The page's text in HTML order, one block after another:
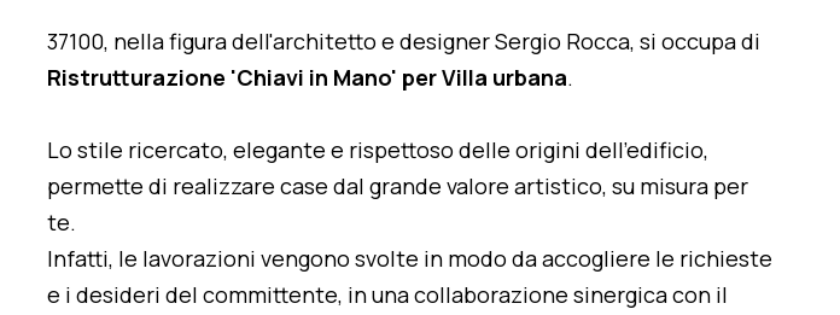
37100, nella figura dell'architetto e designer Sergio Rocca, si occupa di
Ristrutturazione 'Chiavi in Mano' per Villa urbana.
Lo stile ricercato, elegante e rispettoso delle origini dell'edificio,
permette di realizzare case dal grande valore artistico, su misura per
te.
Infatti, le lavorazioni vengono svolte in modo da accogliere le richieste
e i desideri del committente, in una collaborazione sinergica con il